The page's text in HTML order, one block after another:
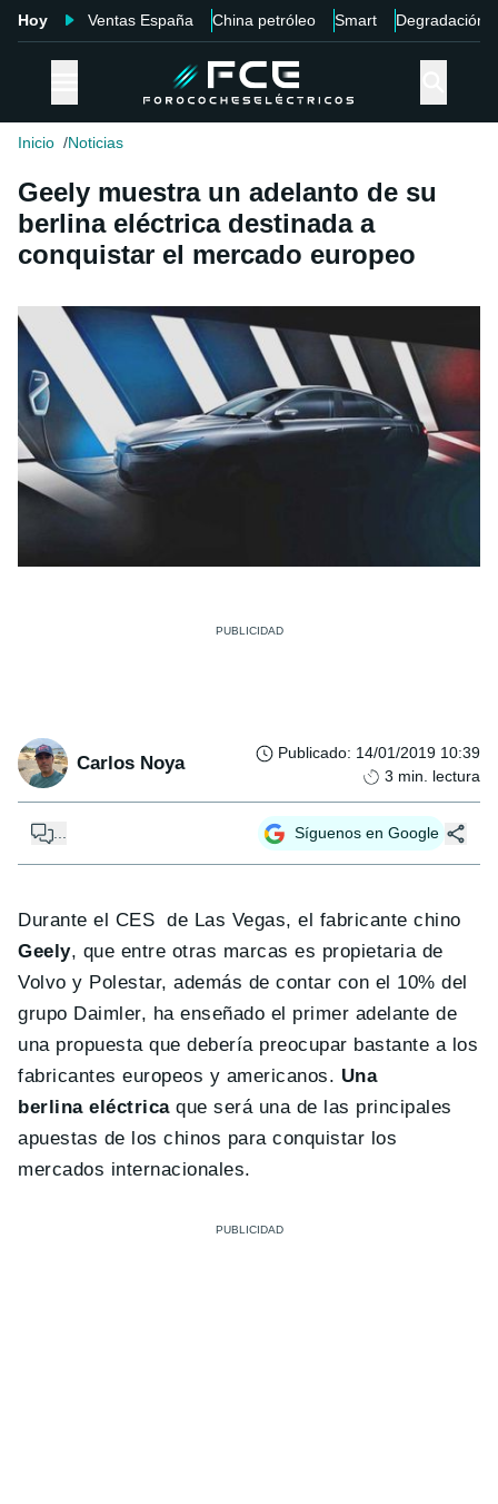
Hoy Ventas España China petróleo Smart Degradación
Inicio Noticias
Geely muestra un adelanto de su
berlina eléctrica destinada a
conquistar el mercado europeo
Carlos Noya Publicado: 14/01/2019 10:39
3 min. lectura
... Síguenos en Google
Durante el CES de Las Vegas, el fabricante chino
Geely, que entre otras marcas es propietaria de
Volvo y Polestar, además de contar con el 10% del
grupo Daimler, ha enseñado el primer adelante de
una propuesta que debería preocupar bastante a los
fabricantes europeos y americanos. Una
berlina eléctricaque será una de las principales
apuestas de los chinos para conquistar los
mercados internacionales.